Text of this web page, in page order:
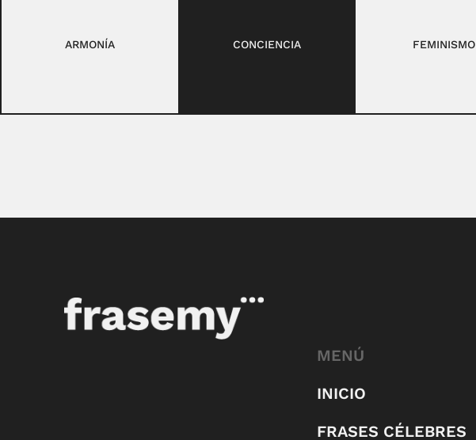
ARMONÍA CONCIENCIA FEMINISMO
MENÚ
INICIO
FRASES CÉLEBRES